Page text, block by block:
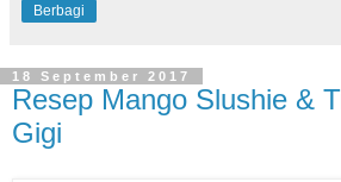
Berbagi
18 September 2017
Resep Mango Slushie &
Gigi